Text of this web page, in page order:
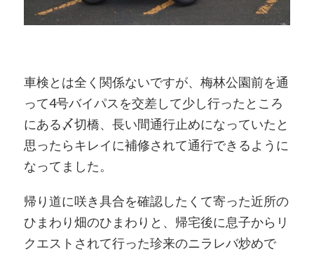
車検とは全く関係ないですが、梅林公園前を通
って4号バイパスを交差して少し行ったところ
にある〆切橋、長い間通行止めになっていたと
思ったらキレイに補修されて通行できるように
なってました。
帰り道に咲き具合を確認したくて寄った近所の
ひまわり畑のひまわりと、帰宅後に息子からリ
クエストされて行った珍来のニラレバ炒めで